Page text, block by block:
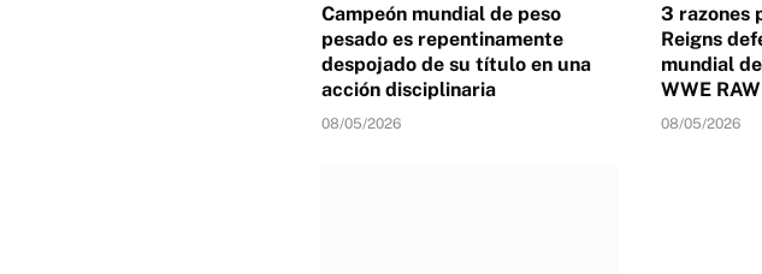
Campeón mundial de peso
pesado es repentinamente
despojado de su título en una
acción disciplinaria
08/05/2026
3 razones
Reigns
mundial
WWE
08/05/2026